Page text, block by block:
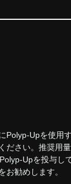
Polyp-Upを使用
ださい。推奨用
Upを投与し
お勧めします。